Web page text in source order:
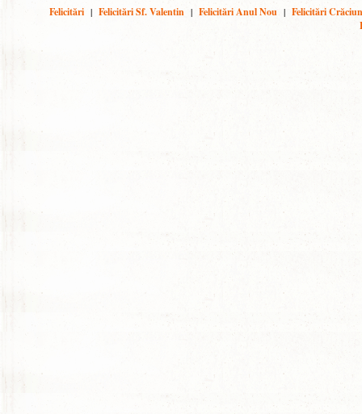
Felicitări | Felicitări Sf. Valentin | Felicitări Anul Nou | Felicitări